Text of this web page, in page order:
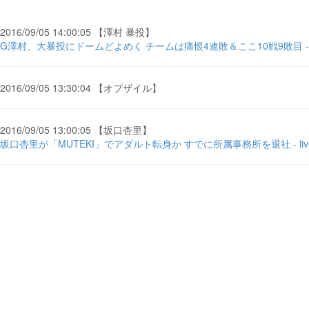
2016/09/05 14:00:05 【澤村 暴投】
G澤村、大暴投にドームどよめく チームは痛恨4連敗＆ここ10戦9敗目
2016/09/05 13:30:04 【オプザイル】
2016/09/05 13:00:05 【坂口杏里】
坂口杏里が「MUTEKI」でアダルト転身か すでに所属事務所を退社 -